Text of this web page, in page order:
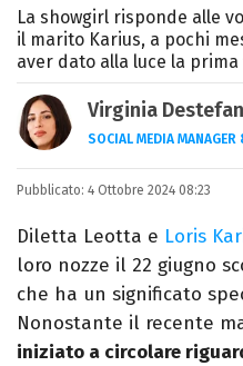
La showgirl risponde alle
il marito Karius, a pochi
aver dato alla luce la prima
Virginia
SOCIAL MEDIA
Una passione
videomaking e
passatempo
Pubblicato: 4 Ottobre 2024 08:23
Diletta Leotta e Loris
loro nozze il 22 giugno
che ha un significato
Nonostante il recente
iniziato a circolare